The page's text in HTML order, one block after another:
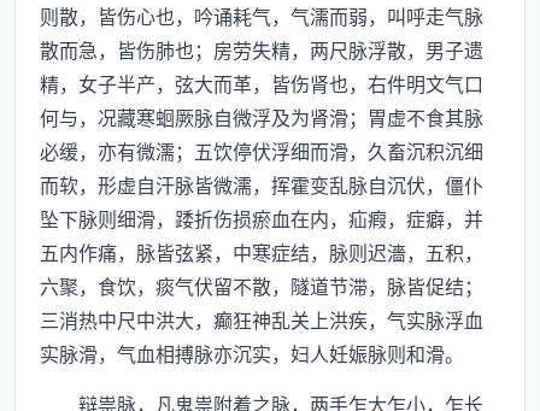
则散，皆伤心也，吟诵耗气，气濡而弱，叫呼走气脉
散而急，皆伤肺也；房劳失精，两尺脉浮散，男子遗
精，女子半产，弦大而革，皆伤肾也，右件明文气口
何与，况藏寒蛔厥脉自微浮及为肾滑；胃虚不食其脉
必缓，亦有微濡；五饮停伏浮细而滑，久畜沉积沉细
而软，形虚自汗脉皆微濡，挥霍变乱脉自沉伏，僵仆
坠下脉则细滑，踒折伤损瘀血在内，疝瘕，症癖，并
五内作痛，脉皆弦紧，中寒症结，脉则迟濇，五积，
六聚，食饮，痰气伏留不散，隧道节滞，脉皆促结；
三消热中尺中洪大，癫狂神乱关上洪疾，气实脉浮血
实脉滑，气血相搏脉亦沉实，妇人妊娠脉则和滑。
辩祟脉，凡鬼祟附着之脉，两手乍大乍小，乍长